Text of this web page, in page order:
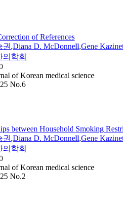
of References
권,Diana D. McDonnell,Gene
의학회
of Korean medical science
No.6
between Household Smoking
권,Diana D. McDonnell,Gene
의학회
of Korean medical science
No.2